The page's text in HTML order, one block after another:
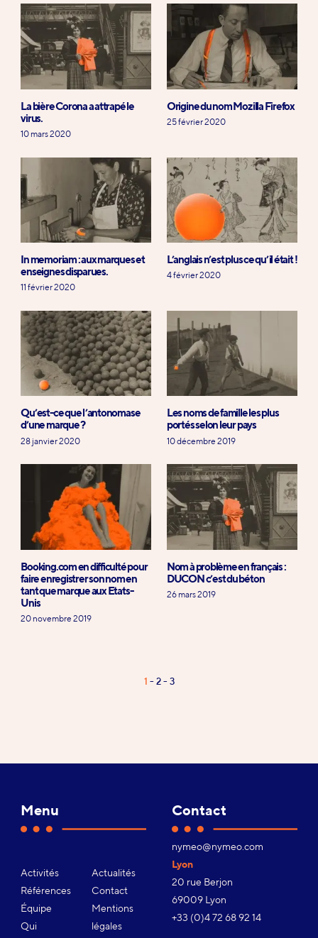
La bière Corona a attrapé le
virus.
10 mars 2020
Origine du nom Mozilla Firefox
25 février 2020
In memoriam : aux marques et
enseignes disparues.
11 février 2020
L’anglais n’est plus ce qu’il était !
4 février 2020
Qu’est-ce que l’antonomase
d’une marque ?
28 janvier 2020
Les noms de famille les plus
portés selon leur pays
10 décembre 2019
Booking.com en difficulté pour
faire enregistrer son nom en
tant que marque aux Etats-
Unis
20 novembre 2019
Nom à problème en français :
DUCON c’est du béton
26 mars 2019
1 2 3
Menu
Activités
Références
Équipe
Qui
Actualités
Contact
Mentions
légales
Contact
Adresse
e-
mail :
nymeo@nymeo.com
Lyon
20 rue Berjon
69009 Lyon
Téléphone :
+33 (0)4 72 68 92 14